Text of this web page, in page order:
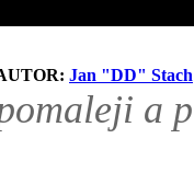
Jan "DD" Stach
a